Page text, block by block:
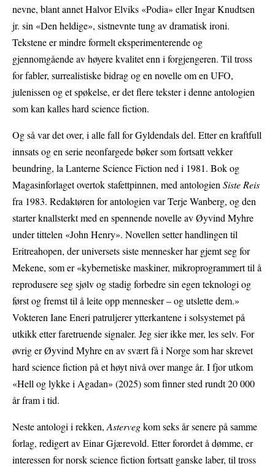
nevne, blant annet Halvor Elviks «Podia» eller Ingar Knudtsen
jr. sin «Den heldige», sistnevnte tung av dramatisk ironi.
Tekstene er mindre formelt eksperimenterende og
gjennomgående av høyere kvalitet enn i forgjengeren. Til tross
for fabler, surrealistiske bidrag og en novelle om en UFO,
julenissen og et spøkelse, er det flere tekster i denne antologien
som kan kalles hard science fiction.
Og så var det over, i alle fall for Gyldendals del. Etter en kraftfull
innsats og en serie neonfargede bøker som fortsatt vekker
beundring, la Lanterne Science Fiction ned i 1981. Bok og
Magasinforlaget overtok stafettpinnen, med antologienSiste Reis
fra 1983. Redaktøren for antologien var Terje Wanberg, og den
starter knallsterkt med en spennende novelle av Øyvind Myhre
under tittelen «John Henry». Novellen setter handlingen til
Eritreahopen, der universets siste mennesker har gjemt seg for
Mekene, som er «kybernetiske maskiner, mikroprogrammert til å
reprodusere seg sjølv og stadig forbedre sin egen teknologi og
først og fremst til å leite opp mennesker – og utslette dem.»
Vokteren Iane Eneri patruljerer ytterkantene i solsystemet på
utkikk etter faretruende signaler. Jeg sier ikke mer, les selv. For
øvrig er Øyvind Myhre en av svært få i Norge som har skrevet
hard science fiction på et høyt nivå over mange år. I fjor utkom
«Hell og lykke i Agadan» (2025) som finner sted rundt 20 000
år fram i tid.
Neste antologi i rekken,Astervegkom seks år senerepå samme
forlag, redigert av Einar Gjærevold. Etter forordet å dømme, er
interessen for norsk science fiction fortsatt ganske laber, til tross